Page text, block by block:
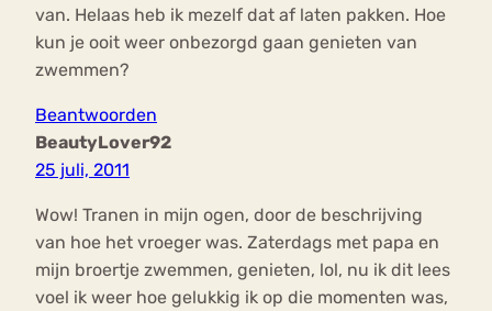
van. Helaas heb ik mezelf dat af laten pakken. Hoe
kun je ooit weer onbezorgd gaan genieten van
zwemmen?
Beantwoorden
BeautyLover92
25 juli, 2011
Wow! Tranen in mijn ogen, door de beschrijving
van hoe het vroeger was. Zaterdags met papa en
mijn broertje zwemmen, genieten, lol, nu ik dit lees
voel ik weer hoe gelukkig ik op die momenten was,